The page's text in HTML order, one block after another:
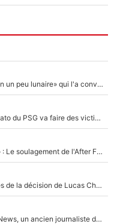
Transfert de Bradley Barcola : La «discussion un peu lunaire» qui l'a convaincu de quitter le PSG, son entourage est pointé du doigt
«Ça peut attirer des bons joueurs» : Le mercato du PSG va faire des victimes dans l'effectif de Luis Enrique ?
«C’est une bonne chose qu’il ne vienne pas» : Le soulagement de l'After Foot après le transfert avorté de Yan Diomandé au PSG
«Il a décidé de rester au PSG» : Les coulisses de la décision de Lucas Chevalier pour son transfert
Après le dérapage de Nelson Monfort sur CNews, un ancien journaliste de France Télévisions relance la polémique sur les incendies en Gironde